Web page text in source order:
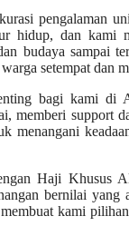
pengalaman
hidup, dan kami
budaya
setempat dan
bagi kami
memberi support
menangani
Haji Khusus
bernilai
kami